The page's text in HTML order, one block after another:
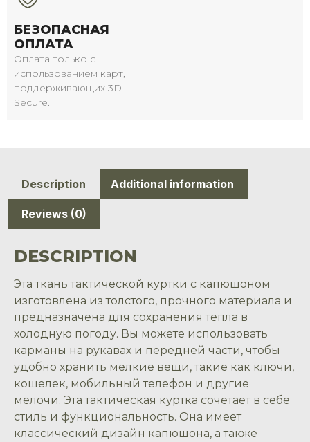
БЕЗОПАСНАЯ
ОПЛАТА
Оплата только с
использованием карт,
поддерживающих 3D
Secure.
Description Additional information
Reviews (0)
DESCRIPTION
Эта ткань тактической куртки с капюшоном
изготовлена из толстого, прочного материала и
предназначена для сохранения тепла в
холодную погоду. Вы можете использовать
карманы на рукавах и передней части, чтобы
удобно хранить мелкие вещи, такие как ключи,
кошелек, мобильный телефон и другие
мелочи. Эта тактическая куртка сочетает в себе
стиль и функциональность. Она имеет
классический дизайн капюшона, а также